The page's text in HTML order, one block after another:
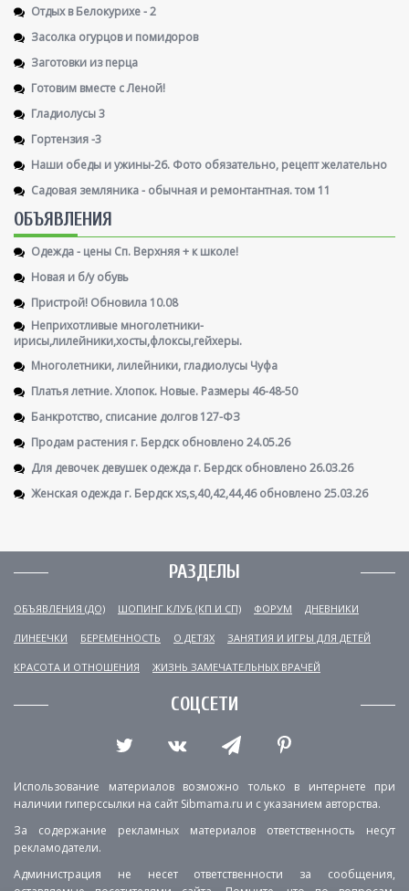
Отдых в Белокурихе - 2
Засолка огурцов и помидоров
Заготовки из перца
Готовим вместе с Леной!
Гладиолусы 3
Гортензия -3
Наши обеды и ужины-26. Фото обязательно, рецепт желательно
Садовая земляника - обычная и ремонтантная. том 11
ОБЪЯВЛЕНИЯ
Одежда - цены Сп. Верхняя + к школе!
Новая и б/у обувь
Пристрой! Обновила 10.08
Неприхотливые многолетники-
ирисы,лилейники,хосты,флоксы,гейхеры.
Многолетники, лилейники, гладиолусы Чуфа
Платья летние. Хлопок. Новые. Размеры 46-48-50
Банкротство, списание долгов 127-ФЗ
Продам растения г. Бердск обновлено 24.05.26
Для девочек девушек одежда г. Бердск обновлено 26.03.26
Женская одежда г. Бердск xs,s,40,42,44,46 обновлено 25.03.26
РАЗДЕЛЫ
ОБЪЯВЛЕНИЯ (ДО) ШОПИНГ КЛУБ (КП И СП) ФОРУМ ДНЕВНИКИ
ЛИНЕЕЧКИ БЕРЕМЕННОСТЬ О ДЕТЯХ ЗАНЯТИЯ И ИГРЫ ДЛЯ ДЕТЕЙ
КРАСОТА И ОТНОШЕНИЯ ЖИЗНЬ ЗАМЕЧАТЕЛЬНЫХ ВРАЧЕЙ
СОЦСЕТИ
Использование материалов возможно только в интернете при
наличии гиперссылки на сайт Sibmama.ru и с указанием авторства.
За содержание рекламных материалов ответственность несут
рекламодатели.
Администрация не несет ответственности за сообщения,